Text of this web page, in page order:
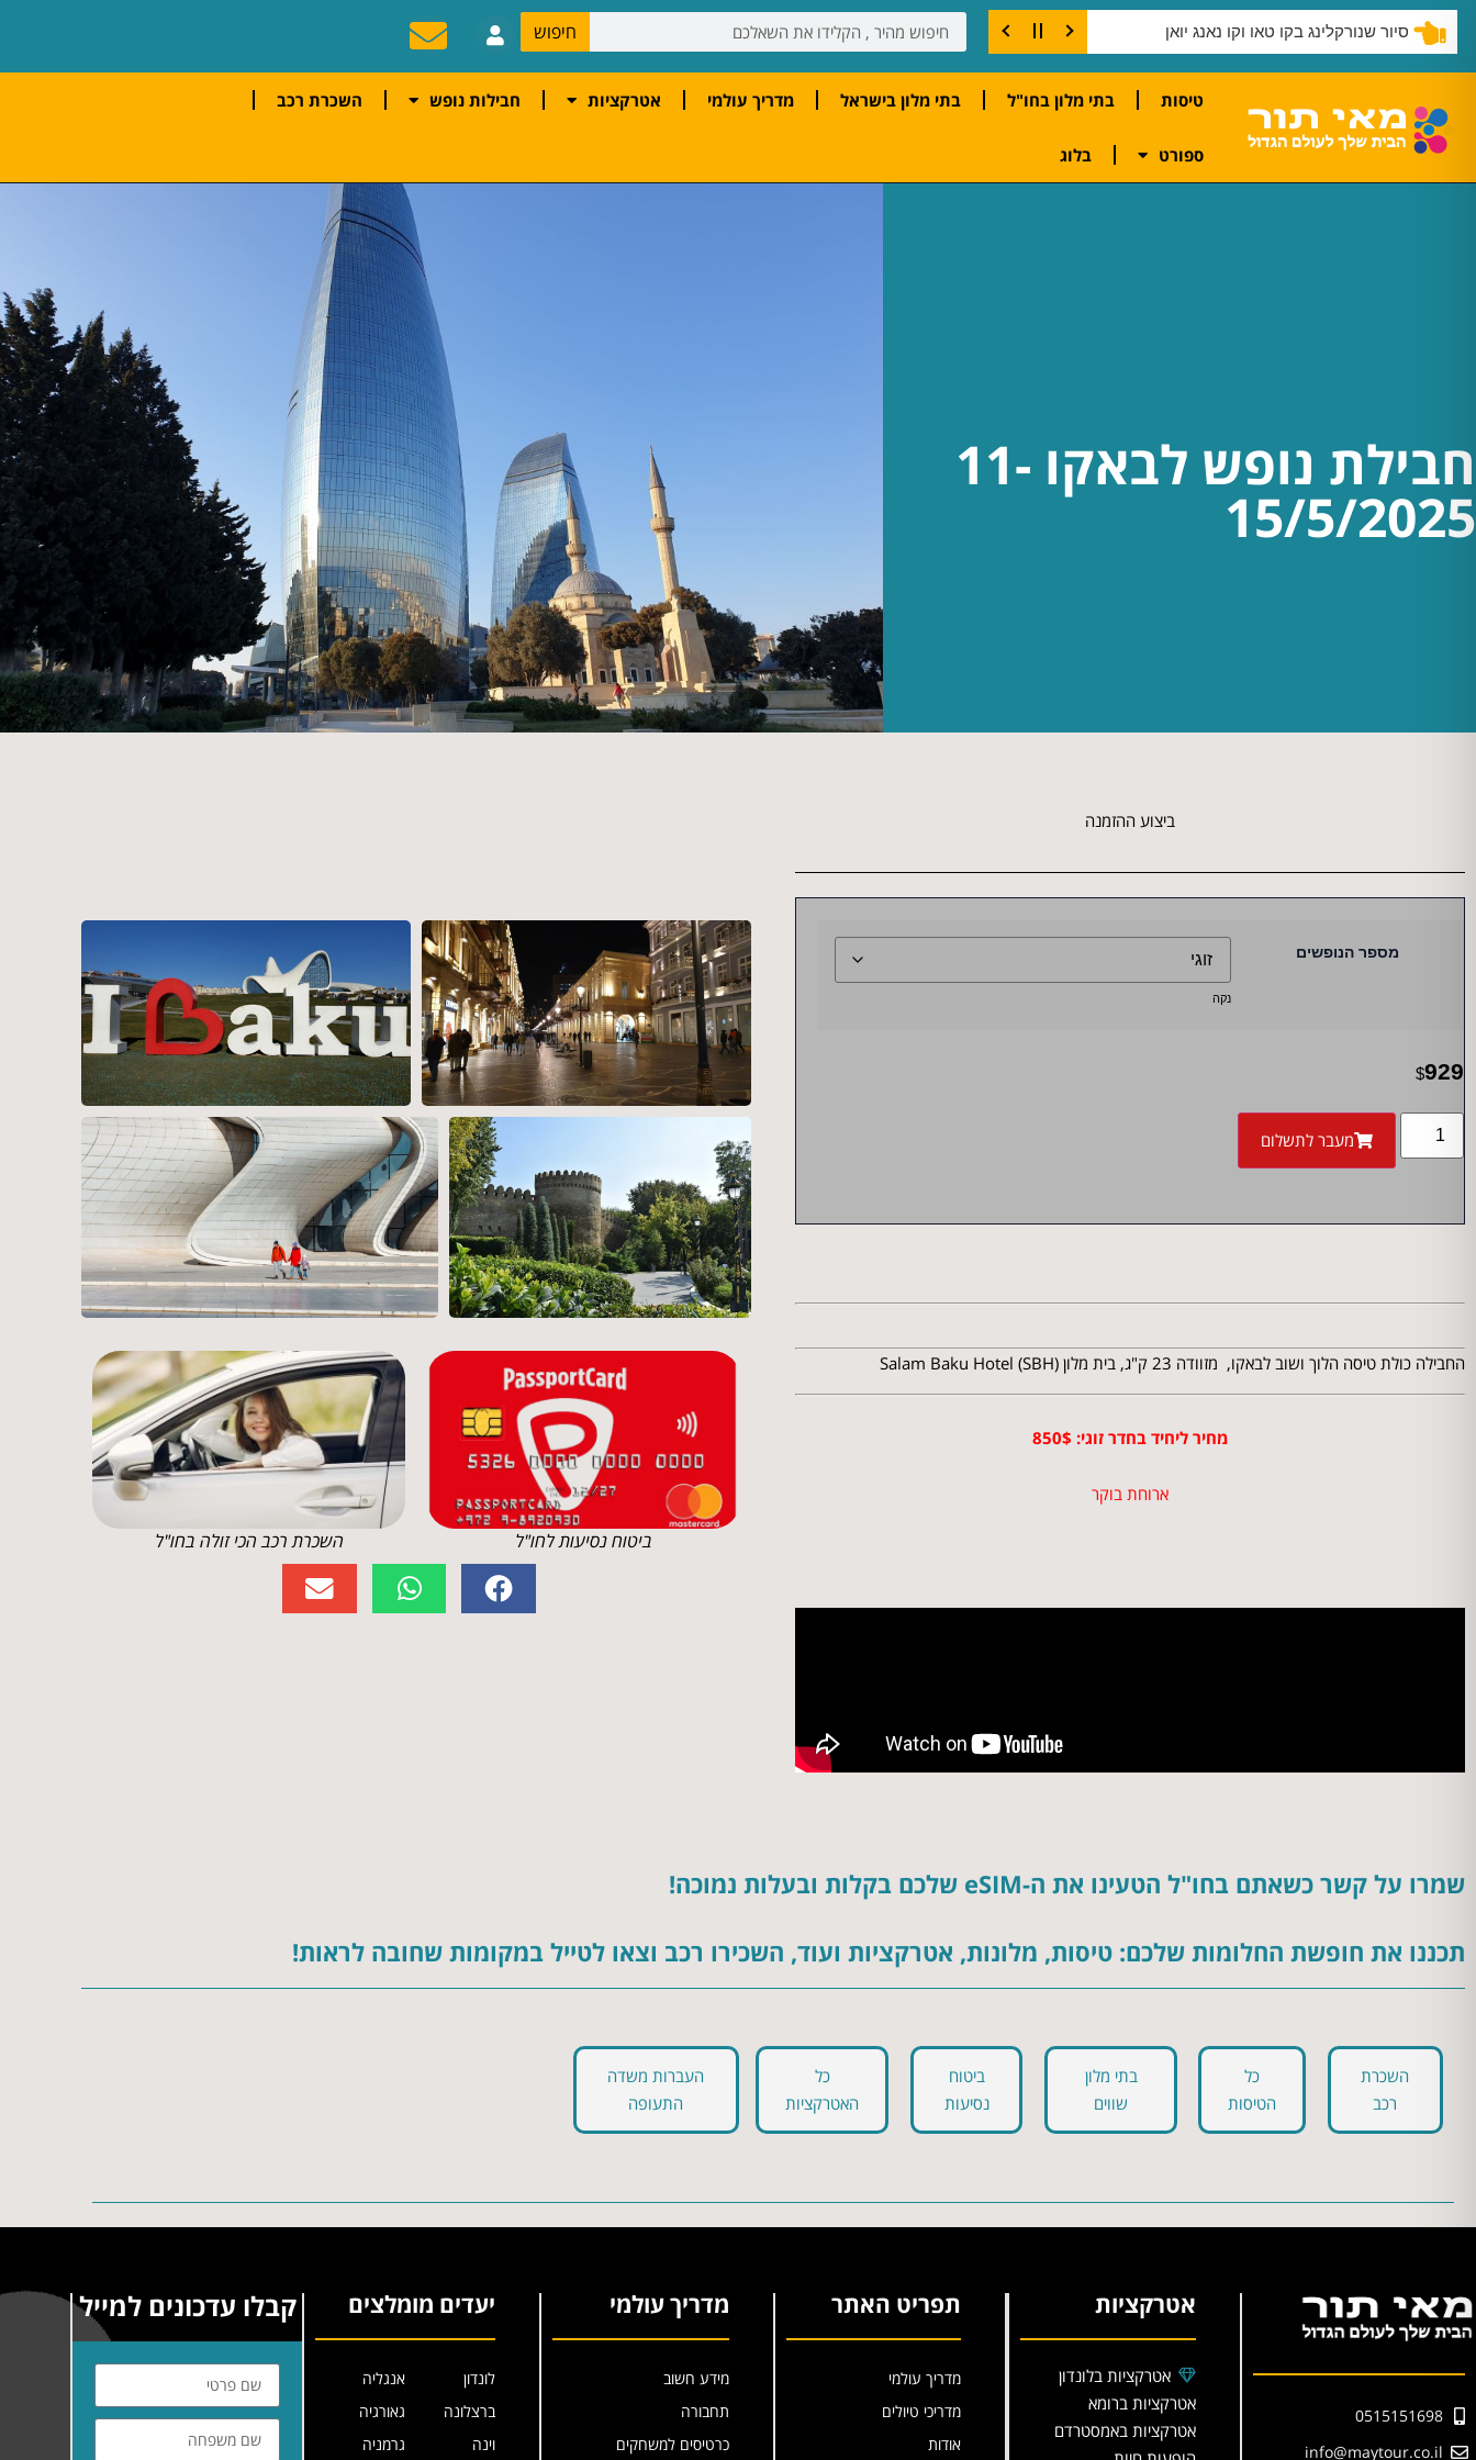
סיור שנורקלינג בקו טאו וקו נאנג יואן חיפוש
טיסות בתי מלון בחו"ל בתי מלון בישראל מדריך עולמי אטרקציות חבילות נופש השכרת רכב
ספורט בלוג
חבילת נופש לבאקו 11-
15/5/2025
ביצוע ההזמנה
מספר הנופשים
נקה
$929
מעבר לתשלום
החבילה כולת טיסה הלוך ושוב לבאקו, מזוודה 23 ק"ג, בית מלון Salam Baku Hotel (SBH)
מחיר ליחיד בחדר זוגי: 850$
ארוחת בוקר
ביטוח נסיעות לחו"ל השכרת רכב הכי זולה בחו"ל
שמרו על קשר כשאתם בחו"ל הטעינו את ה-eSIM שלכם בקלות ובעלות נמוכה!
תכננו את חופשת החלומות שלכם: טיסות, מלונות, אטרקציות ועוד, השכירו רכב וצאו לטייל במקומות שחובה לראות!
השכרת
רכב
כל
הטיסות
בתי מלון
שווים
ביטוח
נסיעות
כל
האטרקציות
העברות משדה
התעופה
0515151698
info@maytour.co.il
אטרקציות
אטרקציות בלונדון
אטרקציות ברומא
אטרקציות באמסטרדם
תפריט האתר
מדריך עולמי
מדריכי טיולים
אודות
מדריך עולמי
מידע חשוב
תחבורה
כרטיסים למשחקים
יעדים מומלצים
לונדון
ברצלונה
וינה
אנגליה
גאורגיה
גרמניה
קבלו עדכונים למייל